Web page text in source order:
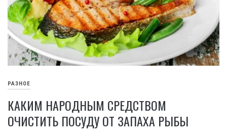
РАЗНОЕ
КАКИМ НАРОДНЫМ СРЕДСТВОМ
ОЧИСТИТЬ ПОСУДУ ОТ ЗАПАХА РЫБЫ